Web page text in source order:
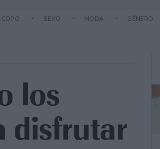
SEXO MODA GÉNERO
los
disfrutar